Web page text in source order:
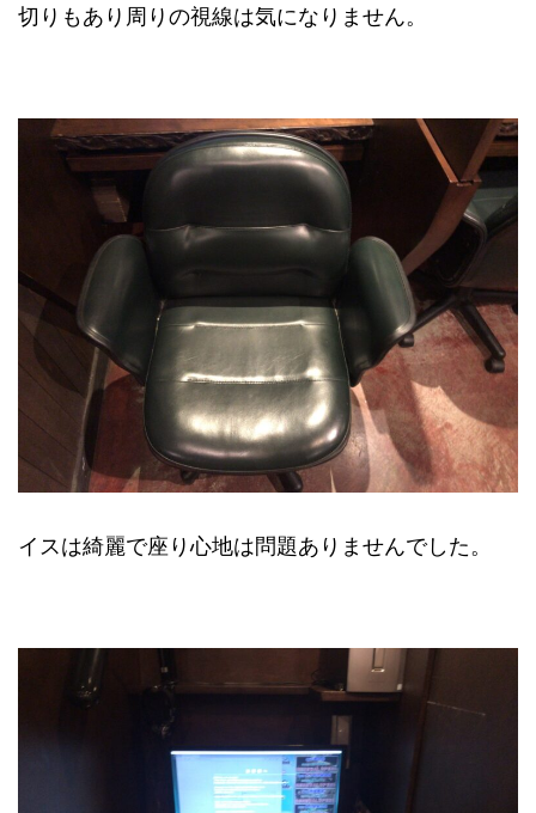
切りもあり周りの視線は気になりません。
イスは綺麗で座り心地は問題ありませんでした。